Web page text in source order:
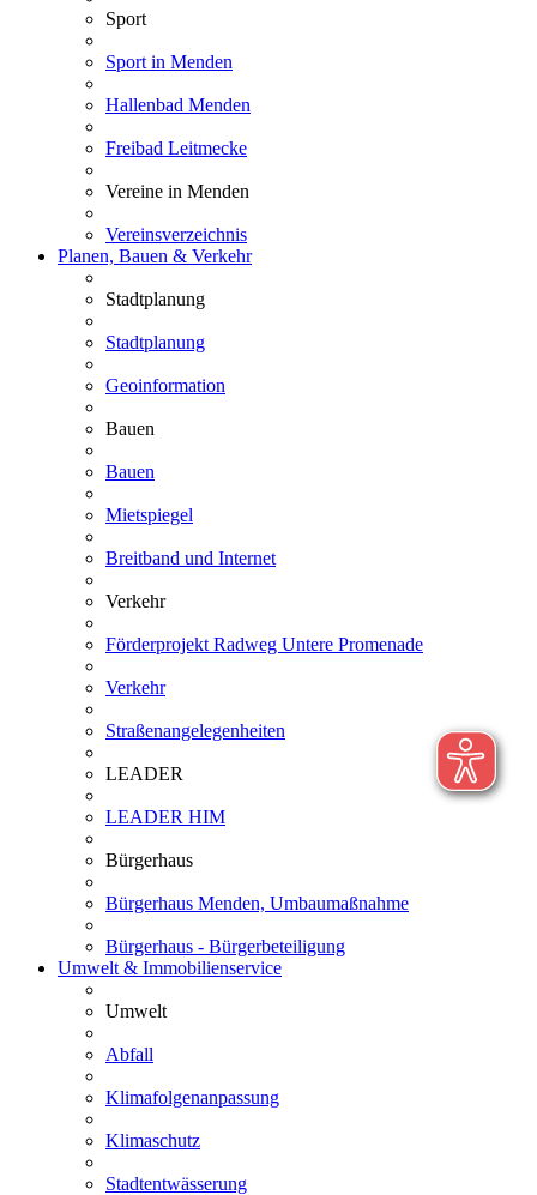
Sport
Sport in Menden
Hallenbad Menden
Freibad Leitmecke
Vereine in Menden
Vereinsverzeichnis
Planen, Bauen & Verkehr
Stadtplanung
Stadtplanung
Geoinformation
Bauen
Bauen
Mietspiegel
Breitband und Internet
Verkehr
Förderprojekt Radweg Untere Promenade
Verkehr
Straßenangelegenheiten
LEADER
LEADER HIM
Bürgerhaus
Bürgerhaus Menden, Umbaumaßnahme
Bürgerhaus - Bürgerbeteiligung
Umwelt & Immobilienservice
Umwelt
Abfall
Klimafolgenanpassung
Klimaschutz
Stadtentwässerung